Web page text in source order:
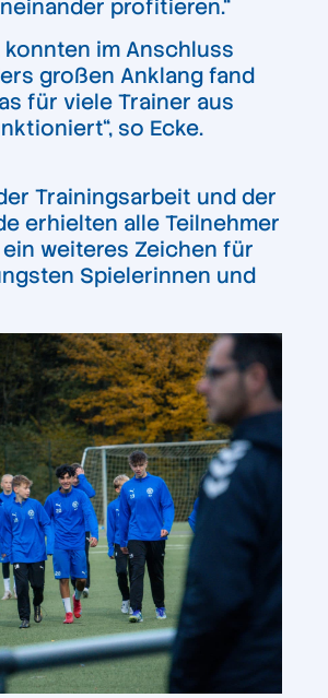
profitieren.“
im Anschluss
großen Anklang fand
für viele Trainer aus
so Ecke.
Trainingsarbeit und der
erhielten alle Teilnehmer
weiteres Zeichen für
Spielerinnen und